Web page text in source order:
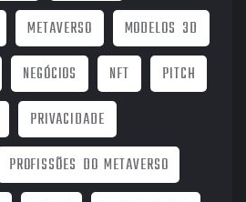
METAVERSO
MODELOS 3D
NEGÓCIOS NFT
PITCH
PRIVACIDADE
PROFISSÕES DO METAVERSO